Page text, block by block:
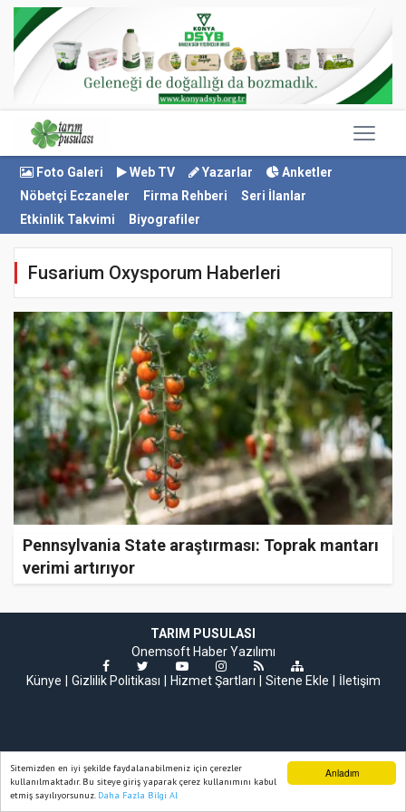
Anladım
Sitemizden en iyi şekilde faydalanabilmeniz için çerezler
kullanılmaktadır. Bu siteye giriş yaparak çerez kullanımını kabul
etmiş sayılıyorsunuz. Daha Fazla Bilgi Al
Foto Galeri Web TV Yazarlar
Anketler
Nöbetçi Eczaneler
Firma Rehberi
Seri İlanlar
Etkinlik Takvimi
Biyografiler
Fusarium Oxysporum Haberleri
Pennsylvania State araştırması: Toprak mantarı
verimi artırıyor
TARIM PUSULASI
Onemsoft Haber Yazılımı
Künye
Gizlilik Politikası Hizmet Şartları Sitene Ekle İletişim
Ana Sayfa Web TV